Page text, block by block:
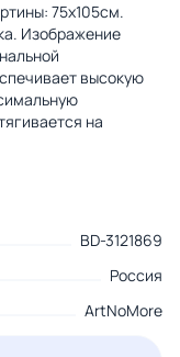
75х105см.
Изображение
высокую
на
BD-3121869
Россия
ArtNoMore